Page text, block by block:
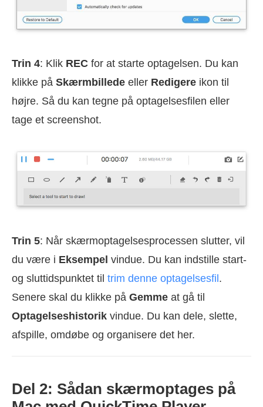
Trin 4: Klik REC for at starte optagelsen. Du kan
klikke på Skærmbillede eller Redigere ikon til
højre. Så du kan tegne på optagelsesfilen eller
tage et screenshot.
Trin 5: Når skærmoptagelsesprocessen slutter, vil
du være i Eksempel vindue. Du kan indstille start-
og sluttidspunktet til trim denne optagelsesfil.
Senere skal du klikke på Gemme at gå til
Optagelseshistorik vindue. Du kan dele, slette,
afspille, omdøbe og organisere det her.
Del 2: Sådan skærmoptages på